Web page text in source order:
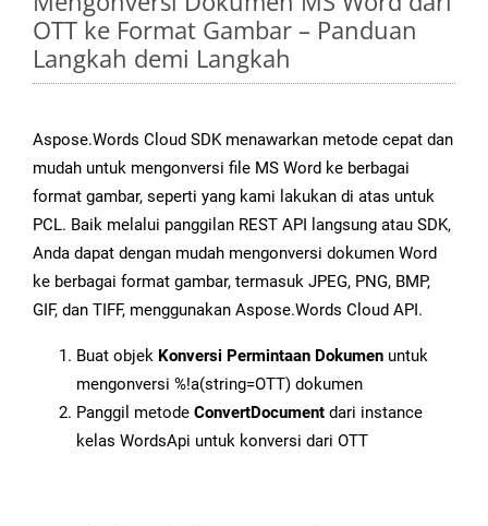
OTT ke Format Gambar – Panduan
Langkah demi Langkah
Aspose.Words Cloud SDK menawarkan metode cepat dan
mudah untuk mengonversi file MS Word ke berbagai
format gambar, seperti yang kami lakukan di atas untuk
PCL. Baik melalui panggilan REST API langsung atau SDK,
Anda dapat dengan mudah mengonversi dokumen Word
ke berbagai format gambar, termasuk JPEG, PNG, BMP,
GIF, dan TIFF, menggunakan Aspose.Words Cloud API.
Buat objek Konversi Permintaan Dokumen untuk
mengonversi %!a(string=OTT) dokumen
Panggil metode ConvertDocument dari instance
kelas WordsApi untuk konversi dari OTT